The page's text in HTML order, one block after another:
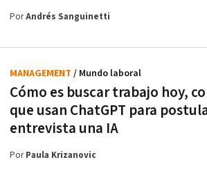
PorAndrés Sanguinetti
Cómo es buscar trabajo hoy,
que usan ChatGPT para
entrevista una IA
MANAGEMENT / Mundo laboral
PorPaula Krizanovic